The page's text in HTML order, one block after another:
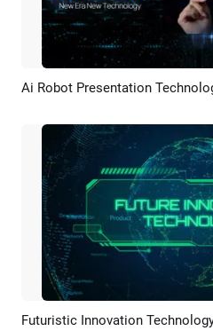
Pratinjau
Pratinjau
Futuristic Innovation